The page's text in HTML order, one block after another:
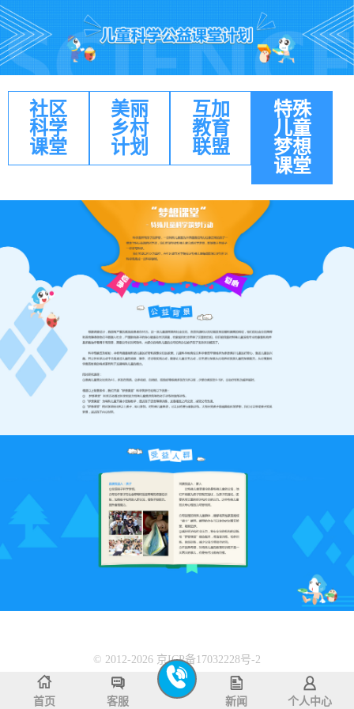
社区
科学
课堂
美丽
乡村
计划
互加
教育
联盟
特殊
儿童
梦想
课堂
首页 客服 新闻 个人中心
© 2012-2026 京ICP备17032228号-2